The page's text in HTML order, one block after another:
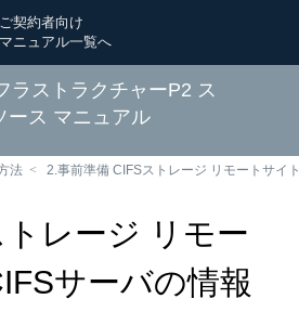
ご契約者向け
マニュアル一覧へ
ラストラクチャーP2 ス
ース マニュアル
法 2.事前準備 CIFSストレージ リモートサイ
レージ リモー
サーバの情報